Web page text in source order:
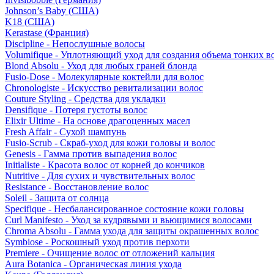
Johnson’s Baby (США)
K18 (США)
Kerastase (Франция)
Discipline - Непослушные волосы
Volumifique - Уплотняющий уход для создания объема тонких
Blond Absolu - Уход для любых граней блонда
Fusio-Dose - Молекулярные коктейли для волос
Chronologiste - Искусство ревитализации волос
Couture Styling - Средства для укладки
Densifique - Потеря густоты волос
Elixir Ultime - На основе драгоценных масел
Fresh Affair - Сухой шампунь
Fusio-Scrub - Скраб-уход для кожи головы и волос
Genesis - Гамма против выпадения волос
Initialiste - Красота волос от корней до кончиков
Nutritive - Для сухих и чувствительных волос
Resistance - Восстановление волос
Soleil - Защита от солнца
Specifique - Несбалансированное состояние кожи головы
Curl Manifesto - Уход за кудрявыми и вьющимися волосами
Chroma Absolu - Гамма ухода для защиты окрашенных волос
Symbiose - Роскошный уход против перхоти
Premiere - Очищение волос от отложений кальция
Aura Botanica - Органическая линия ухода